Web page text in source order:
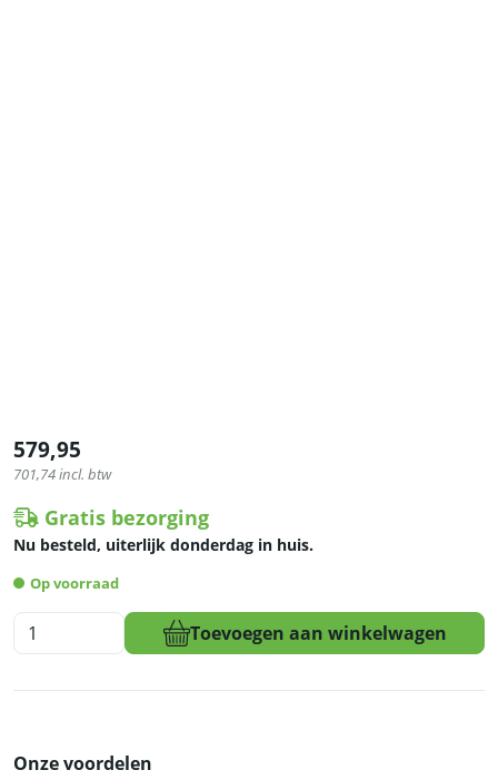
579,95
701,74incl. btw
Gratis bezorging
Nu besteld, uiterlijk donderdag in huis.
Op voorraad
HCB
Barkoeling
218
Toevoegen aan winkelwagen
Onze voordelen